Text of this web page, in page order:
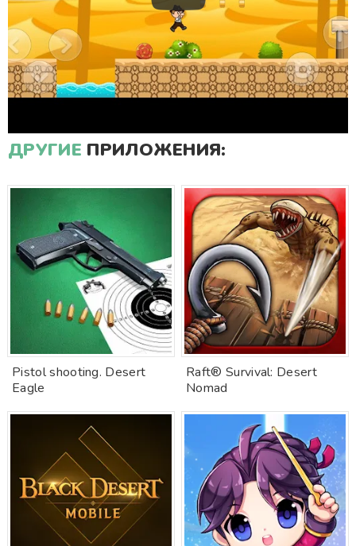
ДРУГИЕ ПРИЛОЖЕНИЯ:
Pistol shooting. Desert
Eagle
Raft® Survival: Desert
Nomad